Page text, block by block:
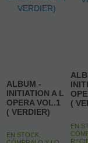
ALBUM -
INITIATION A L
OPERA VOL.1
( VERDIER)
EN STOCK.
(
EN